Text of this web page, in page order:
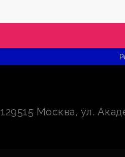
129515 Москва, ул.